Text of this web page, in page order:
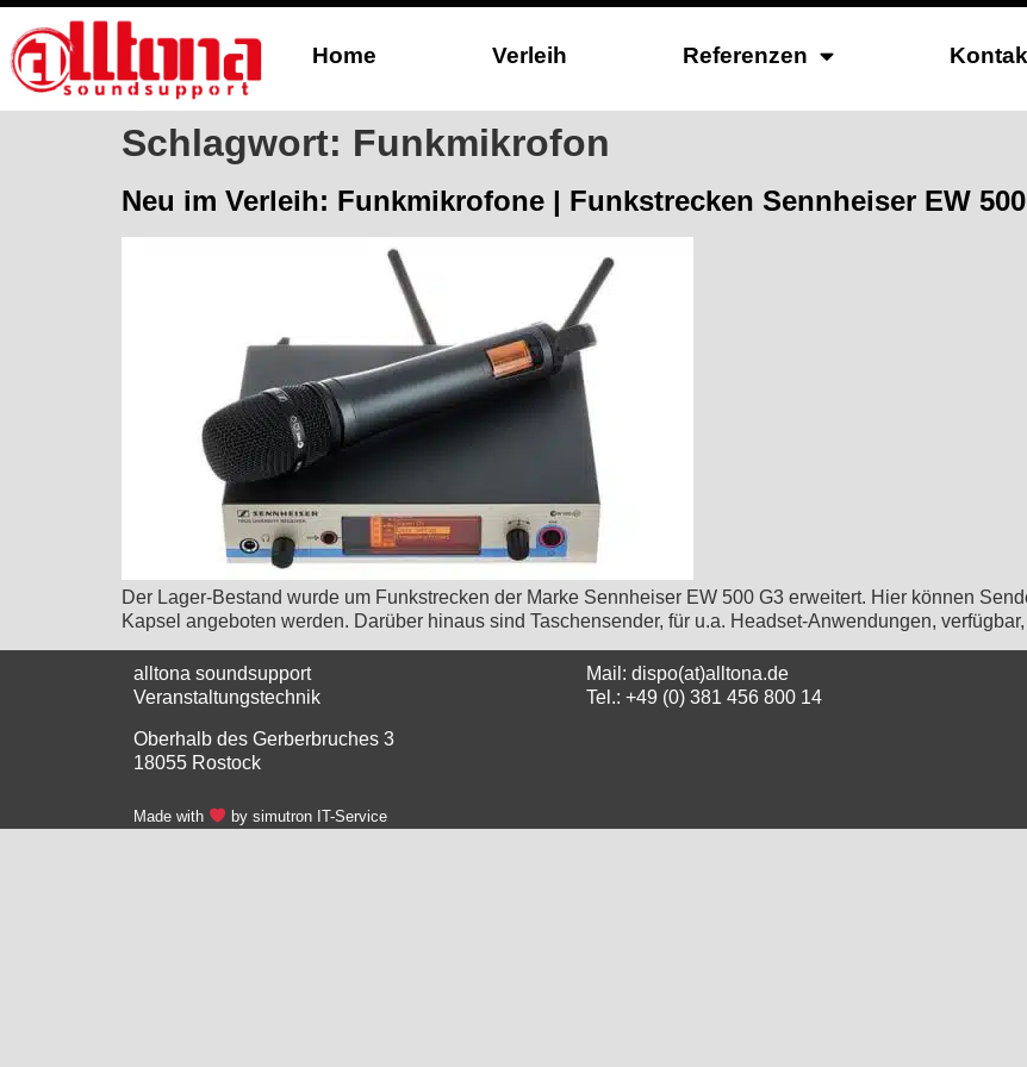
Home Verleih Referenzen
Schlagwort: Funkmikrofon
Neu im Verleih: Funkmikrofone | Funkstrecken Sennheiser EW
Der Lager-Bestand wurde um Funkstrecken der Marke Sennheiser EW 500 G3 erweitert. Hier können
Kapsel angeboten werden. Darüber hinaus sind Taschensender, für u.a. Headset-Anwendungen,
alltona soundsupport
Veranstaltungstechnik
Oberhalb des Gerberbruches 3
18055 Rostock
Mail: dispo(at)alltona.de
Tel.: +49 (0) 381 456 800 14
Made with by simutron IT-Service